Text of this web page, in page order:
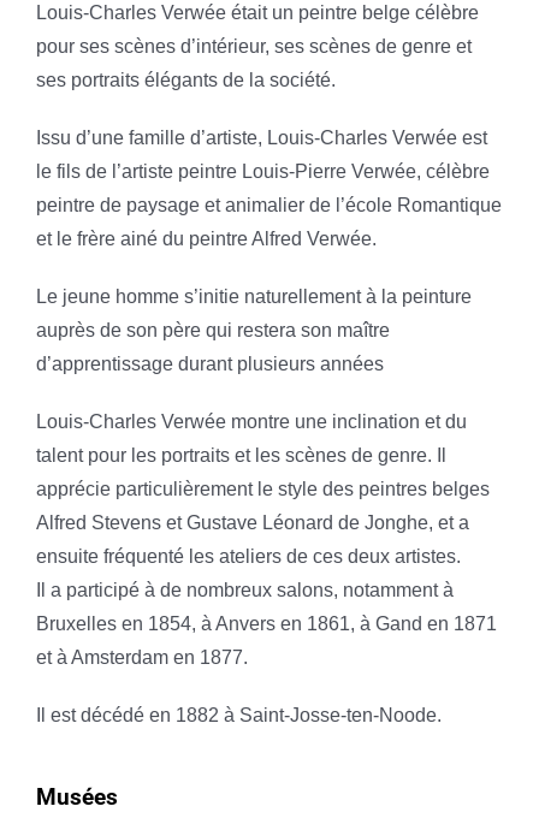
Louis-Charles Verwée était un peintre belge célèbre
pour ses scènes d’intérieur, ses scènes de genre et
ses portraits élégants de la société.
Issu d’une famille d’artiste, Louis-Charles Verwée est
le fils de l’artiste peintre Louis-Pierre Verwée, célèbre
peintre de paysage et animalier de l’école Romantique
et le frère ainé du peintre Alfred Verwée.
Le jeune homme s’initie naturellement à la peinture
auprès de son père qui restera son maître
d’apprentissage durant plusieurs années
Louis-Charles Verwée montre une inclination et du
talent pour les portraits et les scènes de genre. Il
apprécie particulièrement le style des peintres belges
Alfred Stevens et Gustave Léonard de Jonghe, et a
ensuite fréquenté les ateliers de ces deux artistes.
Il a participé à de nombreux salons, notamment à
Bruxelles en 1854, à Anvers en 1861, à Gand en 1871
et à Amsterdam en 1877.
Il est décédé en 1882 à Saint-Josse-ten-Noode.
Musées